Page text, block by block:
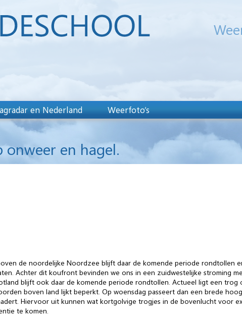
en Nederland Weerfoto’s
onweer en hagel.
de noordelijke Noordzee blijft daar de komende periode rondtollen
Achter dit koufront bevinden we ons in een zuidwestelijke stroming
blijft ook daar de komende periode rondtollen. Actueel ligt een trog
boven land lijkt beperkt. Op woensdag passeert dan een brede
Hiervoor uit kunnen wat kortgolvige trogjes in de bovenlucht voor
te komen.